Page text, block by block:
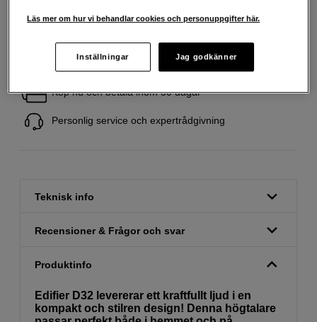
Fri frakt vid köp över 1 500 kronor
Köp nu och betala inom 30 dagar
Personlig service och expertrådgivning
Teknisk info
Recensioner & Frågor och svar
Produktinfo
Edifier D32 levererar ett kraftfullt ljud i en
kompakt och stilren design! Denna högtalare
Läs mer om hur vi behandlar cookies och personuppgifter här.
Inställningar Jag godkänner